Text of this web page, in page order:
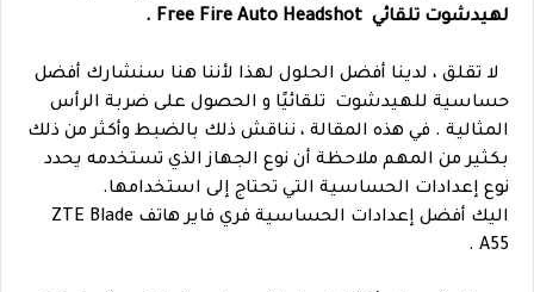
لهيدشوت تلقائي Free Fire Auto Headshot .
لا تقلق ، لدينا أفضل الحلول لهذا لأننا هنا سنشارك أفضل
حساسية للهيدشوت تلقائيًا و الحصول على ضربة الرأس
المثالية . في هذه المقالة ، نناقش ذلك بالضبط وأكثر من ذلك
بكثير من المهم ملاحظة أن نوع الجهاز الذي تستخدمه يحدد
نوع إعدادات الحساسية التي تحتاج إلى استخدامها.
اليك أفضل إعدادات الحساسية فري فاير هاتف ZTE Blade
A55 .